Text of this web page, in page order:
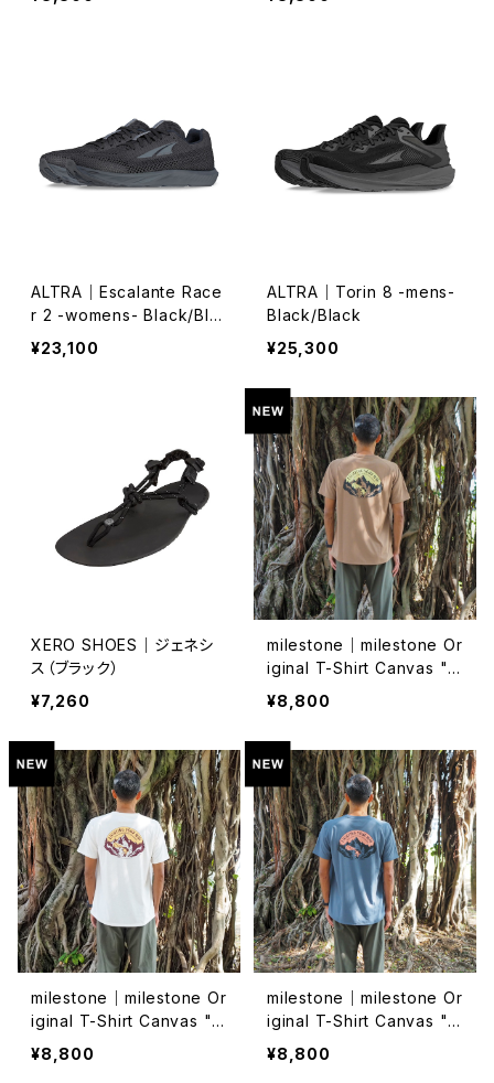
ー）
ALTRA｜Escalante Race
r 2 -womens- Black/Bla
ck
¥23,100
ALTRA｜Torin 8 -mens-
Black/Black
¥25,300
XERO SHOES｜ジェネシ
ス（ブラック）
¥7,260
milestone｜milestone Or
iginal T-Shirt Canvas "L
et's Keep Pushing Our L
imits!"（ウォールナット）
¥8,800
milestone｜milestone Or
iginal T-Shirt Canvas "L
et's Keep Pushing Our L
imits!"（オフホワイト）
¥8,800
milestone｜milestone Or
iginal T-Shirt Canvas "L
et's Keep Pushing Our L
imits!"（インディゴ）
¥8,800